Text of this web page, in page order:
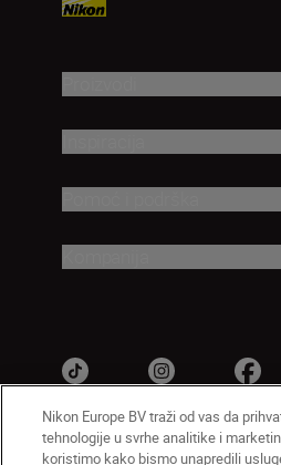
Nikon Europe BV traži od vas da
tehnologije u svrhe analitike i
koristimo kako bismo unapredili